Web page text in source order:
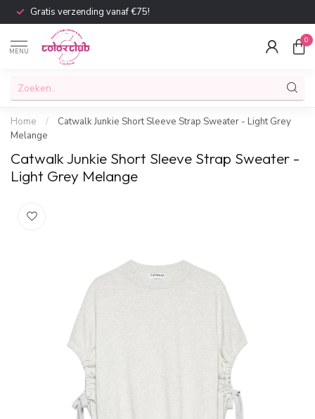
Gratis verzending vanaf €75!
MENU
0
Home /
Catwalk Junkie Short Sleeve Strap Sweater - Light Grey
Melange
Catwalk Junkie Short Sleeve Strap Sweater -
Light Grey Melange